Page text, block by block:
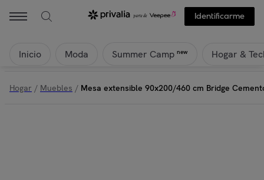
Identificarme
Inicio Moda Summer Camp new Hogar &
Hogar / Muebles / Mesa extensible 90x200/460 cm Bridge